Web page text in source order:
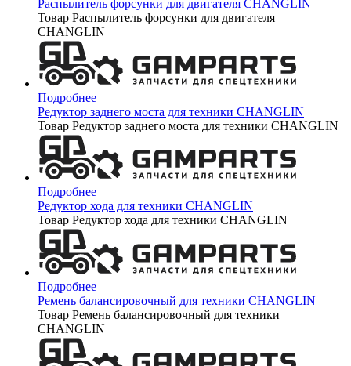
Распылитель форсунки для двигателя CHANGLIN
Товар Распылитель форсунки для двигателя
CHANGLIN
Подробнее
Редуктор заднего моста для техники CHANGLIN
Товар Редуктор заднего моста для техники CHANGLIN
Подробнее
Редуктор хода для техники CHANGLIN
Товар Редуктор хода для техники CHANGLIN
Подробнее
Ремень балансировочный для техники CHANGLIN
Товар Ремень балансировочный для техники
CHANGLIN